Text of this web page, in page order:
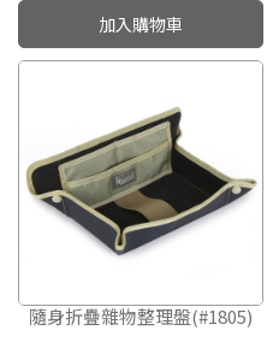
加入購物車
隨身折疊雜物整理盤(#1805)